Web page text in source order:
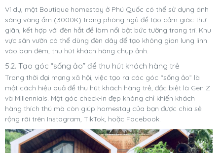
Ví dụ, một Boutique homestay ở Phú Quốc có thể sử dụng ánh
sáng vàng ấm (3000K) trong phòng ngủ để tạo cảm giác thư
giãn, kết hợp với đèn hắt để làm nổi bật bức tường trang trí. Khu
vực sân vườn có thể dùng đèn dây để tạo không gian lung linh
vào ban đêm, thu hút khách hàng chụp ảnh.
5.2. Tạo góc “sống ảo” để thu hút khách hàng trẻ
Trong thời đại mạng xã hội, việc tạo ra các góc “sống ảo” là
một cách hiệu quả để thu hút khách hàng trẻ, đặc biệt là Gen Z
và Millennials. Một góc check-in đẹp không chỉ khiến khách
hàng thích thú mà còn giúp homestay của bạn được chia sẻ
rộng rãi trên Instagram, TikTok, hoặc Facebook.